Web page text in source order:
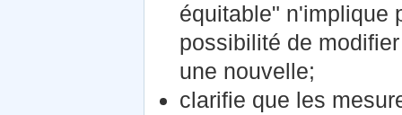
équitable" n'implique
possibilité de
une nouvelle;
clarifie que les